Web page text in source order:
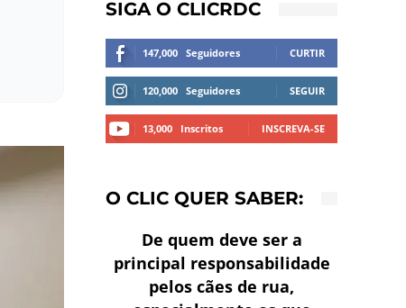
SIGA O CLICRDC
147,000 Seguidores CURTIR
120,000 Seguidores SEGUIR
13,000 Inscritos INSCREVA-SE
O CLIC QUER SABER:
De quem deve ser a
principal responsabilidade
pelos cães de rua,